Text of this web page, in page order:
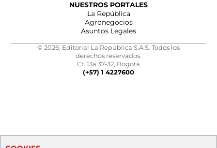
NUESTROS PORTALES
La República
Agronegocios
Asuntos Legales
© 2026, Editorial La República S.A.S. Todos los
derechos reservados.
Cr. 13a 37-32, Bogotá
(+57) 1 4227600